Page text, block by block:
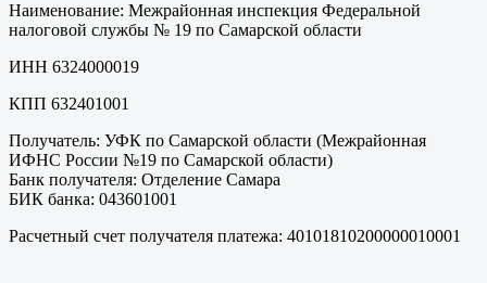
Наименование: Межрайонная инспекция Федеральной
налоговой службы № 19 по Самарской области
ИНН 6324000019
КПП 632401001
Получатель: УФК по Самарской области (Межрайонная
ИФНС России №19 по Самарской области)
Банк получателя: Отделение Самара
БИК банка: 043601001
Расчетный счет получателя платежа: 40101810200000010001